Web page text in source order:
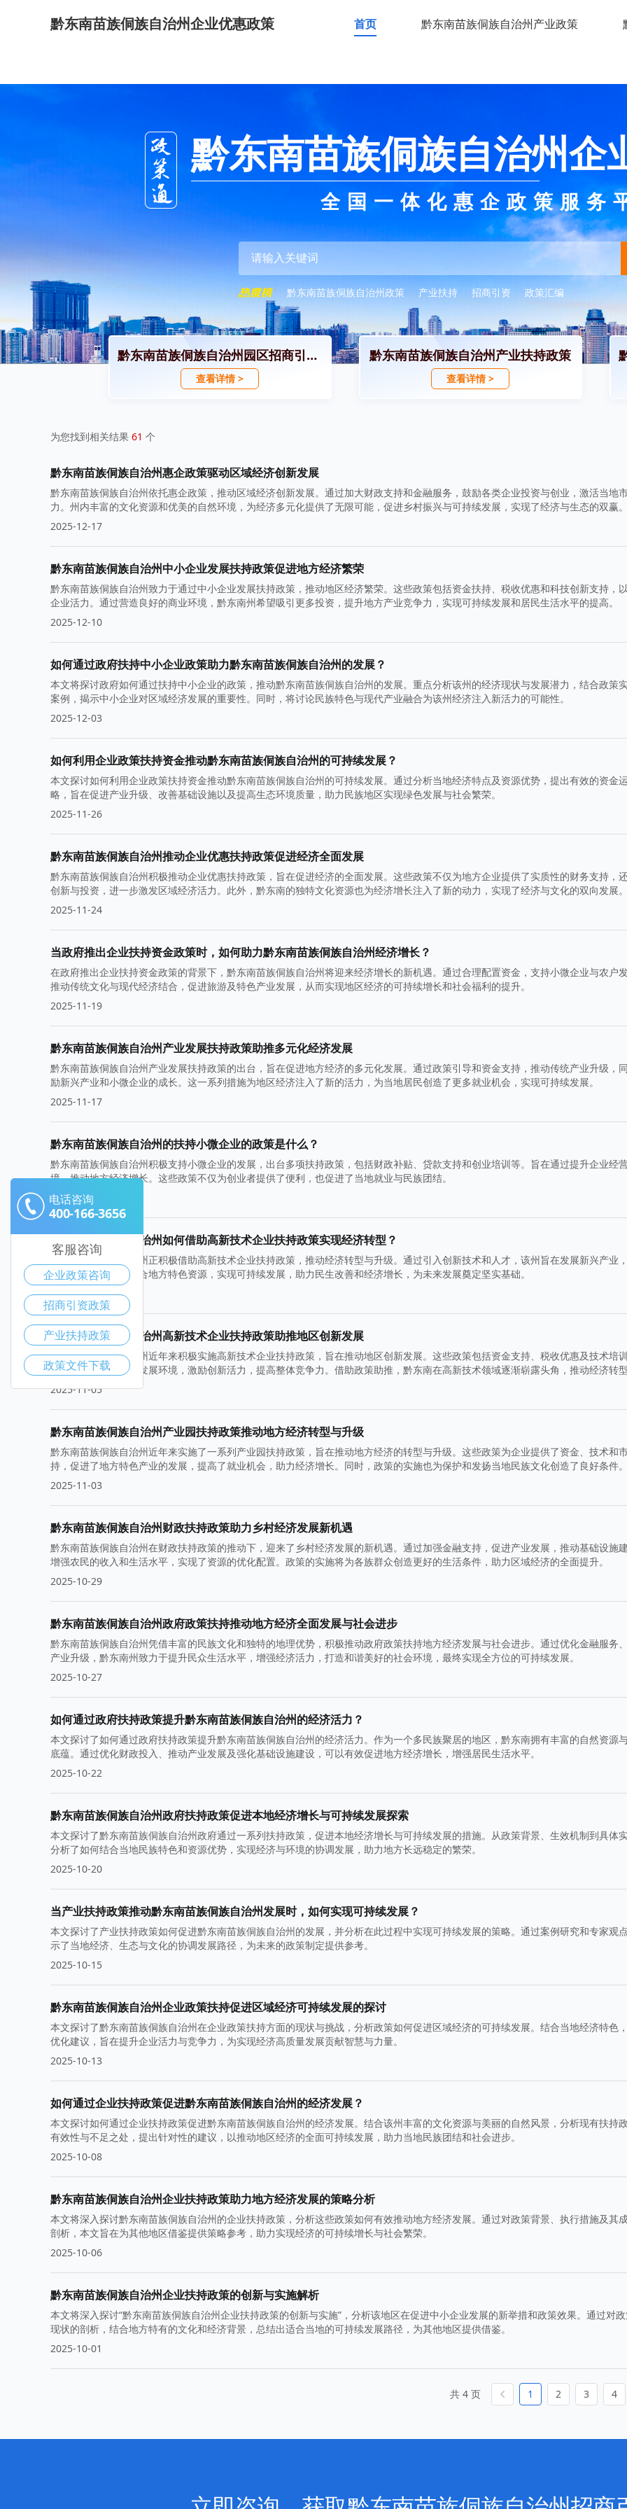
黔东南苗族侗族自治州企业优惠政策 首页 黔东南苗族侗族自治州产业政策
黔东南苗族侗族自治州企
全国一体化惠企政策服务
黔东南苗族侗族自治州政策 产业扶持 招商引资 政策汇编
黔东南苗族侗族自治州园区招商引资政策
查看详情 >
黔东南苗族侗族自治州产业扶持政策
查看详情 >
为您找到相关结果 61 个
黔东南苗族侗族自治州惠企政策驱动区域经济创新发展
黔东南苗族侗族自治州依托惠企政策，推动区域经济创新发展。通过加大财政支持和金融服务，鼓励各类企业投资与创业，激活当地
力。州内丰富的文化资源和优美的自然环境，为经济多元化提供了无限可能，促进乡村振兴与可持续发展，实现了经济与生态的双赢。
2025-12-17
黔东南苗族侗族自治州中小企业发展扶持政策促进地方经济繁荣
黔东南苗族侗族自治州致力于通过中小企业发展扶持政策，推动地区经济繁荣。这些政策包括资金扶持、税收优惠和科技创新支持，
企业活力。通过营造良好的商业环境，黔东南州希望吸引更多投资，提升地方产业竞争力，实现可持续发展和居民生活水平的提高。
2025-12-10
如何通过政府扶持中小企业政策助力黔东南苗族侗族自治州的发展？
本文将探讨政府如何通过扶持中小企业的政策，推动黔东南苗族侗族自治州的发展。重点分析该州的经济现状与发展潜力，结合政策
案例，揭示中小企业对区域经济发展的重要性。同时，将讨论民族特色与现代产业融合为该州经济注入新活力的可能性。
2025-12-03
如何利用企业政策扶持资金推动黔东南苗族侗族自治州的可持续发展？
本文探讨如何利用企业政策扶持资金推动黔东南苗族侗族自治州的可持续发展。通过分析当地经济特点及资源优势，提出有效的资金
略，旨在促进产业升级、改善基础设施以及提高生态环境质量，助力民族地区实现绿色发展与社会繁荣。
2025-11-26
黔东南苗族侗族自治州推动企业优惠扶持政策促进经济全面发展
黔东南苗族侗族自治州积极推动企业优惠扶持政策，旨在促进经济的全面发展。这些政策不仅为地方企业提供了实质性的财务支持，
创新与投资，进一步激发区域经济活力。此外，黔东南的独特文化资源也为经济增长注入了新的动力，实现了经济与文化的双向发展。
2025-11-24
当政府推出企业扶持资金政策时，如何助力黔东南苗族侗族自治州经济增长？
在政府推出企业扶持资金政策的背景下，黔东南苗族侗族自治州将迎来经济增长的新机遇。通过合理配置资金，支持小微企业与农户发
推动传统文化与现代经济结合，促进旅游及特色产业发展，从而实现地区经济的可持续增长和社会福利的提升。
2025-11-19
黔东南苗族侗族自治州产业发展扶持政策助推多元化经济发展
黔东南苗族侗族自治州产业发展扶持政策的出台，旨在促进地方经济的多元化发展。通过政策引导和资金支持，推动传统产业升级，
励新兴产业和小微企业的成长。这一系列措施为地区经济注入了新的活力，为当地居民创造了更多就业机会，实现可持续发展。
2025-11-17
黔东南苗族侗族自治州的扶持小微企业的政策是什么？
黔东南苗族侗族自治州积极支持小微企业的发展，出台多项扶持政策，包括财政补贴、贷款支持和创业培训等。旨在通过提升企业经
境，推动地方经济增长。这些政策不仅为创业者提供了便利，也促进了当地就业与民族团结。
2025-11-12
黔东南苗族侗族自治州如何借助高新技术企业扶持政策实现经济转型？
黔东南苗族侗族自治州正积极借助高新技术企业扶持政策，推动经济转型与升级。通过引入创新技术和人才，该州旨在发展新兴产业
经济质量。同时，结合地方特色资源，实现可持续发展，助力民生改善和经济增长，为未来发展奠定坚实基础。
2025-11-10
黔东南苗族侗族自治州高新技术企业扶持政策助推地区创新发展
黔东南苗族侗族自治州近年来积极实施高新技术企业扶持政策，旨在推动地区创新发展。这些政策包括资金支持、税收优惠及技术培
施，为企业营造良好发展环境，激励创新活力，提高整体竞争力。借助政策助推，黔东南在高新技术领域逐渐崭露头角，推动经济转
2025-11-05
黔东南苗族侗族自治州产业园扶持政策推动地方经济转型与升级
黔东南苗族侗族自治州近年来实施了一系列产业园扶持政策，旨在推动地方经济的转型与升级。这些政策为企业提供了资金、技术和
持，促进了地方特色产业的发展，提高了就业机会，助力经济增长。同时，政策的实施也为保护和发扬当地民族文化创造了良好条件。
2025-11-03
黔东南苗族侗族自治州财政扶持政策助力乡村经济发展新机遇
黔东南苗族侗族自治州在财政扶持政策的推动下，迎来了乡村经济发展的新机遇。通过加强金融支持，促进产业发展，推动基础设施建
增强农民的收入和生活水平，实现了资源的优化配置。政策的实施将为各族群众创造更好的生活条件，助力区域经济的全面提升。
2025-10-29
黔东南苗族侗族自治州政府政策扶持推动地方经济全面发展与社会进步
黔东南苗族侗族自治州凭借丰富的民族文化和独特的地理优势，积极推动政府政策扶持地方经济发展与社会进步。通过优化金融服务
产业升级，黔东南州致力于提升民众生活水平，增强经济活力，打造和谐美好的社会环境，最终实现全方位的可持续发展。
2025-10-27
如何通过政府扶持政策提升黔东南苗族侗族自治州的经济活力？
本文探讨了如何通过政府扶持政策提升黔东南苗族侗族自治州的经济活力。作为一个多民族聚居的地区，黔东南拥有丰富的自然资源
底蕴。通过优化财政投入、推动产业发展及强化基础设施建设，可以有效促进地方经济增长，增强居民生活水平。
2025-10-22
黔东南苗族侗族自治州政府扶持政策促进本地经济增长与可持续发展探索
本文探讨了黔东南苗族侗族自治州政府通过一系列扶持政策，促进本地经济增长与可持续发展的措施。从政策背景、生效机制到具体实
分析了如何结合当地民族特色和资源优势，实现经济与环境的协调发展，助力地方长远稳定的繁荣。
2025-10-20
当产业扶持政策推动黔东南苗族侗族自治州发展时，如何实现可持续发展？
本文探讨了产业扶持政策如何促进黔东南苗族侗族自治州的发展，并分析在此过程中实现可持续发展的策略。通过案例研究和专家观
示了当地经济、生态与文化的协调发展路径，为未来的政策制定提供参考。
2025-10-15
黔东南苗族侗族自治州企业政策扶持促进区域经济可持续发展的探讨
本文探讨了黔东南苗族侗族自治州在企业政策扶持方面的现状与挑战，分析政策如何促进区域经济的可持续发展。结合当地经济特色
优化建议，旨在提升企业活力与竞争力，为实现经济高质量发展贡献智慧与力量。
2025-10-13
如何通过企业扶持政策促进黔东南苗族侗族自治州的经济发展？
本文探讨如何通过企业扶持政策促进黔东南苗族侗族自治州的经济发展。结合该州丰富的文化资源与美丽的自然风景，分析现有扶持
有效性与不足之处，提出针对性的建议，以推动地区经济的全面可持续发展，助力当地民族团结和社会进步。
2025-10-08
黔东南苗族侗族自治州企业扶持政策助力地方经济发展的策略分析
本文将深入探讨黔东南苗族侗族自治州的企业扶持政策，分析这些政策如何有效推动地方经济发展。通过对政策背景、执行措施及其
剖析，本文旨在为其他地区借鉴提供策略参考，助力实现经济的可持续增长与社会繁荣。
2025-10-06
黔东南苗族侗族自治州企业扶持政策的创新与实施解析
本文将深入探讨“黔东南苗族侗族自治州企业扶持政策的创新与实施”，分析该地区在促进中小企业发展的新举措和政策效果。通过对
现状的剖析，结合地方特有的文化和经济背景，总结出适合当地的可持续发展路径，为其他地区提供借鉴。
2025-10-01
共 4 页 1 2 3 4
电话咨询
400-166-3656
客服咨询
企业政策咨询
招商引资政策
产业扶持政策
政策文件下载